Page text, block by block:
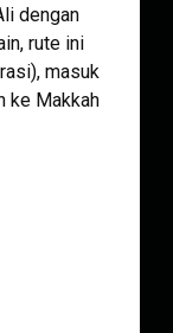
dengan
rute ini
masuk
ke Makkah